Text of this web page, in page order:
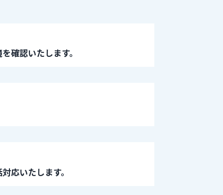
確認いたします。
応いたします。